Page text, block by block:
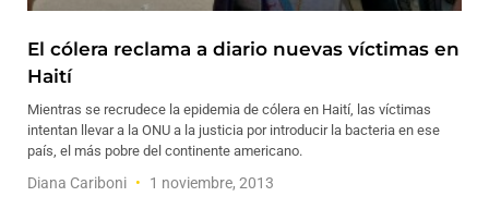
El cólera reclama a diario nuevas víctimas en
Haití
Mientras se recrudece la epidemia de cólera en Haití, las víctimas
intentan llevar a la ONU a la justicia por introducir la bacteria en ese
país, el más pobre del continente americano.
Diana Cariboni 1 noviembre, 2013